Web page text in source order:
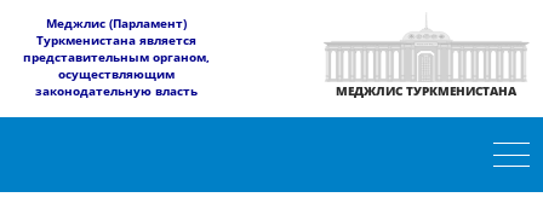
​Меджлис (Парламент)
Туркменистана является
представительным органом,
осуществляющим
законодательную власть
МЕДЖЛИС ТУРКМЕНИСТАНА